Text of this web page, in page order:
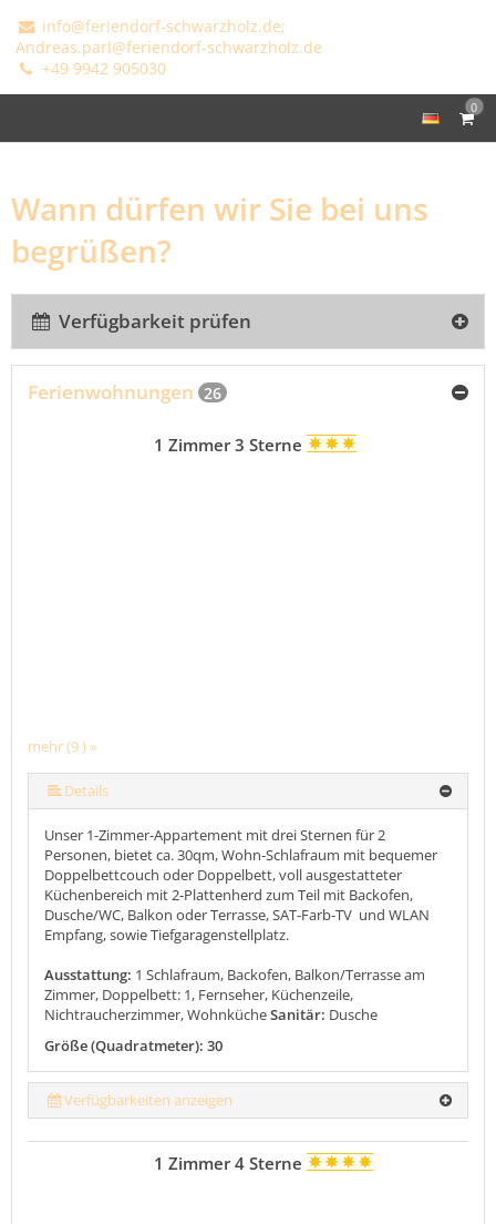
info@feriendorf-schwarzholz.de;
Andreas.parl@feriendorf-schwarzholz.de
+49 9942 905030
0
Wann dürfen wir Sie bei uns
begrüßen?
Verfügbarkeit prüfen
Ferienwohnungen 26
mehr (9 ) »
mehr (9 ) »
mehr (9 ) »
mehr (9 ) »
mehr (9 ) »
mehr (9 ) »
1 Zimmer 3 Sterne
Details
Unser 1-Zimmer-Appartement mit drei Sternen für 2
Personen, bietet ca. 30qm, Wohn-Schlafraum mit bequemer
Doppelbettcouch oder Doppelbett, voll ausgestatteter
Küchenbereich mit 2-Plattenherd zum Teil mit Backofen,
Dusche/WC, Balkon oder Terrasse, SAT-Farb-TV und WLAN
Empfang, sowie Tiefgaragenstellplatz.
Ausstattung: 1 Schlafraum, Backofen, Balkon/Terrasse am
Zimmer, Doppelbett: 1, Fernseher, Küchenzeile,
Nichtraucherzimmer, WohnkücheSanitär: Dusche
Größe (Quadratmeter): 30
Verfügbarkeiten anzeigen
1 Zimmer 4 Sterne